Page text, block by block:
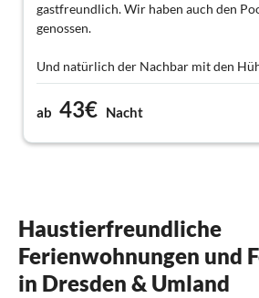
gastfreundlich. Wir haben auch den
genossen.
Und natürlich der Nachbar mit den
die Eier waren sehr lecker, und der
ebenfalls erstklassig. Mmm, ein leckeres
schmackhaft. Wir haben auch eine
wieder. Wir hatten einen tollen Urlaub.
Dank für die Gastfreundschaft, Familie
Leipner. Herzliche Grüße, Raymond
Jacqueline aus den Niederlanden.
ab 43€ Nacht
Haustierfreundliche
Ferienwohnungen und
in Dresden & Umland